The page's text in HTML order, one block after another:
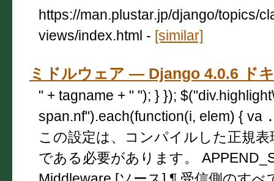
https://man.plustar.jp/django/topics/
views/index.html - [similar]
ミドルウェア — Django 4.0.6 ド
" + tagname + " "); } });
span.nf").each(function(i, elem) { va
この設定は、コンパイルした正規表
である必要があります。